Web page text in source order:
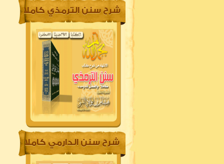
شرح سنن الترمذي كاملا
شرح سنن الدارمي كاملا